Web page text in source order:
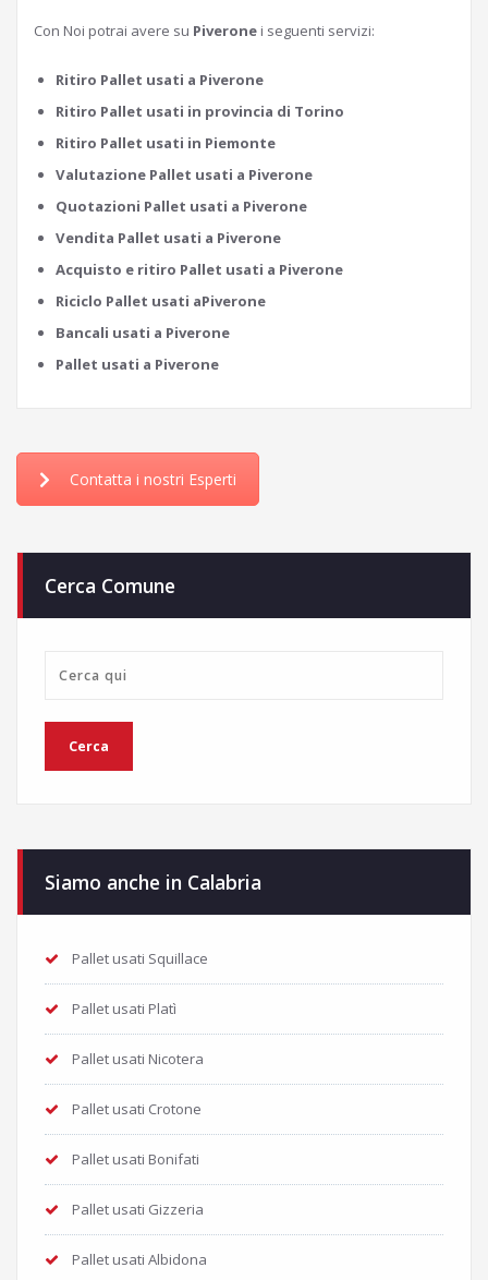
Con Noi potrai avere su Piverone i seguenti servizi:
Ritiro Pallet usati a Piverone
Ritiro Pallet usati in provincia di Torino
Ritiro Pallet usati in Piemonte
Valutazione Pallet usati a Piverone
Quotazioni Pallet usati a Piverone
Vendita Pallet usati a Piverone
Acquisto e ritiro Pallet usati a Piverone
Riciclo Pallet usati aPiverone
Bancali usati a Piverone
Pallet usati a Piverone
Contatta i nostri Esperti
Cerca Comune
Siamo anche in Calabria
Pallet usati Squillace
Pallet usati Platì
Pallet usati Nicotera
Pallet usati Crotone
Pallet usati Bonifati
Pallet usati Gizzeria
Pallet usati Albidona